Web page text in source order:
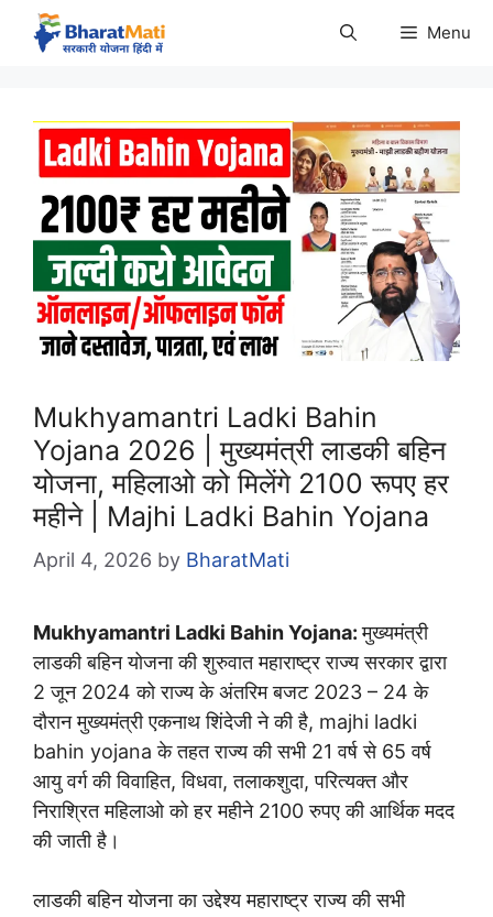
Skip
Menu
Mukhyamantri Ladki Bahin
Yojana 2026 | मुख्यमंत्री लाडकी बहिन
योजना, महिलाओ को मिलेंगे 2100 रूपए हर
महीने | Majhi Ladki Bahin Yojana
April 4, 2026 by BharatMati
Mukhyamantri Ladki Bahin Yojana:मुख्यमंत्री
लाडकी बहिन योजना की शुरुवात महाराष्ट्र राज्य सरकार द्वारा
2 जून 2024 को राज्य के अंतरिम बजट 2023 – 24 के
दौरान मुख्यमंत्री एकनाथ शिंदेजी ने की है, majhi ladki
bahin yojana के तहत राज्य की सभी 21 वर्ष से 65 वर्ष
आयु वर्ग की विवाहित, विधवा, तलाकशुदा, परित्यक्त और
निराश्रित महिलाओ को हर महीने 2100 रुपए की आर्थिक मदद
की जाती है।
लाडकी बहिन योजना का उद्देश्य महाराष्ट्र राज्य की सभी